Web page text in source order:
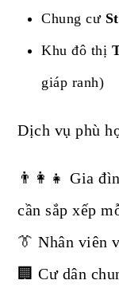
Chung cư
Khu đô thị
giáp ranh)
Dịch vụ phù
👨‍👩‍👧 Gia
cần sắp xếp
👔 Nhân viên
🏢 Cư dân